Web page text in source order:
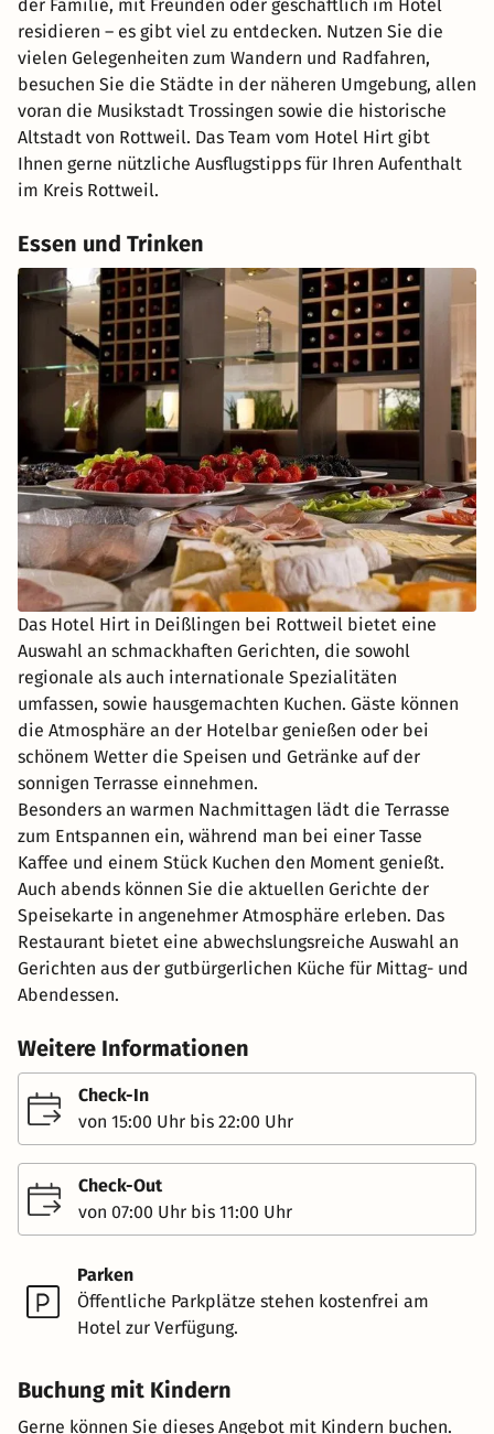
der Familie, mit Freunden oder geschäftlich im Hotel
residieren – es gibt viel zu entdecken. Nutzen Sie die
vielen Gelegenheiten zum Wandern und Radfahren,
besuchen Sie die Städte in der näheren Umgebung, allen
voran die Musikstadt Trossingen sowie die historische
Altstadt von Rottweil. Das Team vom Hotel Hirt gibt
Ihnen gerne nützliche Ausflugstipps für Ihren Aufenthalt
im Kreis Rottweil.
Essen und Trinken
Das Hotel Hirt in Deißlingen bei Rottweil bietet eine
Auswahl an schmackhaften Gerichten, die sowohl
regionale als auch internationale Spezialitäten
umfassen, sowie hausgemachten Kuchen. Gäste können
die Atmosphäre an der Hotelbar genießen oder bei
schönem Wetter die Speisen und Getränke auf der
sonnigen Terrasse einnehmen.
Besonders an warmen Nachmittagen lädt die Terrasse
zum Entspannen ein, während man bei einer Tasse
Kaffee und einem Stück Kuchen den Moment genießt.
Auch abends können Sie die aktuellen Gerichte der
Speisekarte in angenehmer Atmosphäre erleben. Das
Restaurant bietet eine abwechslungsreiche Auswahl an
Gerichten aus der gutbürgerlichen Küche für Mittag- und
Abendessen.
Weitere Informationen
Check-In
von 15:00 Uhr bis 22:00 Uhr
Check-Out
von 07:00 Uhr bis 11:00 Uhr
Parken
Öffentliche Parkplätze stehen kostenfrei am
Hotel zur Verfügung.
Buchung mit Kindern
Gerne können Sie dieses Angebot mit Kindern buchen.